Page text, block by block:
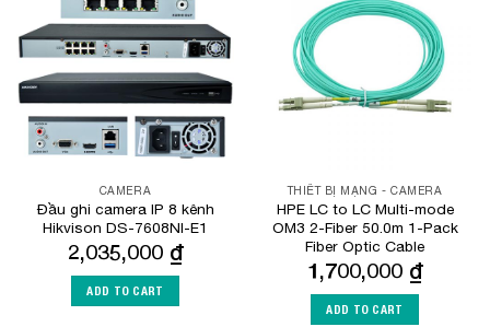
Add to
Wishlist
CAMERA
Đầu ghi camera IP 8 kênh
Hikvison DS-7608NI-E1
2,035,000 ₫
ADD TO CART
Add to
Wishlist
THIẾT BỊ MẠNG - CAMERA
HPE LC to LC Multi-mode
OM3 2-Fiber 50.0m 1-Pack
Fiber Optic Cable
1,700,000 ₫
ADD TO CART